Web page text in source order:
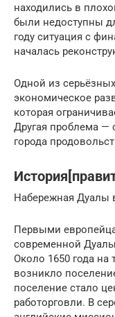
находились в
были недоступны
году ситуация с
началась
Одной из
экономическое
которая
Другая проблема —
города
Набережная Дуалы
Первыми
современной
Около 1650 года на
возникло
поселение стало
работорговли. В